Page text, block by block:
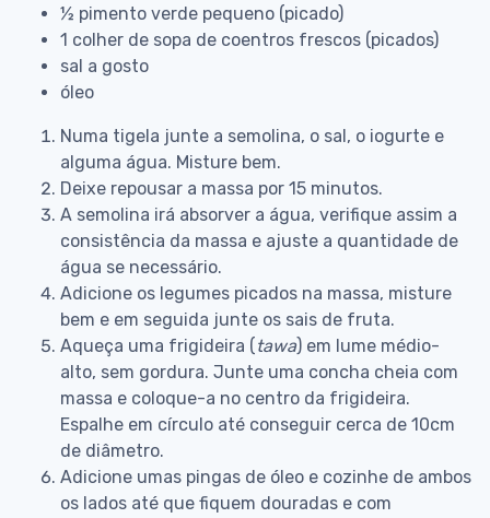
½ pimento verde pequeno (picado)
1 colher de sopa de coentros frescos (picados)
sal a gosto
óleo
Numa tigela junte a semolina, o sal, o iogurte e
alguma água. Misture bem.
Deixe repousar a massa por 15 minutos.
A semolina irá absorver a água, verifique assim a
consistência da massa e ajuste a quantidade de
água se necessário.
Adicione os legumes picados na massa, misture
bem e em seguida junte os sais de fruta.
Aqueça uma frigideira ( tawa) em lume médio-
alto, sem gordura. Junte uma concha cheia com
massa e coloque-a no centro da frigideira.
Espalhe em círculo até conseguir cerca de 10cm
de diâmetro.
Adicione umas pingas de óleo e cozinhe de ambos
os lados até que fiquem douradas e com